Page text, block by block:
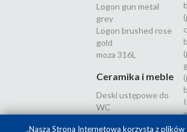
Logon gun metal
grey
Logon brushed rose
gold
moza 316L
Ceramika i meble
Deski ustępowe do
WC
„Nasza Strona Internetowa korzysta z